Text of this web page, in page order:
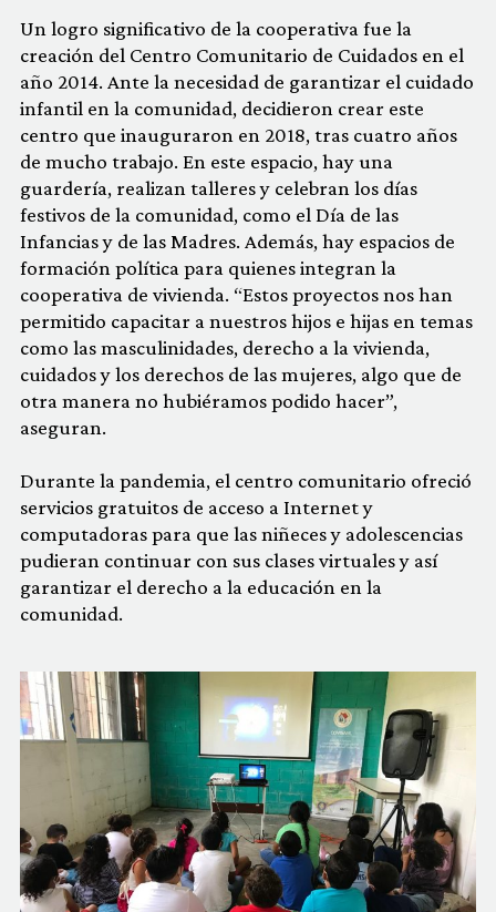
Un logro significativo de la cooperativa fue la
creación del Centro Comunitario de Cuidados en el
año 2014. Ante la necesidad de garantizar el cuidado
infantil en la comunidad, decidieron crear este
centro que inauguraron en 2018, tras cuatro años
de mucho trabajo. En este espacio, hay una
guardería, realizan talleres y celebran los días
festivos de la comunidad, como el Día de las
Infancias y de las Madres. Además, hay espacios de
formación política para quienes integran la
cooperativa de vivienda. “Estos proyectos nos han
permitido capacitar a nuestros hijos e hijas en temas
como las masculinidades, derecho a la vivienda,
cuidados y los derechos de las mujeres, algo que de
otra manera no hubiéramos podido hacer”,
aseguran.
Durante la pandemia, el centro comunitario ofreció
servicios gratuitos de acceso a Internet y
computadoras para que las niñeces y adolescencias
pudieran continuar con sus clases virtuales y así
garantizar el derecho a la educación en la
comunidad.